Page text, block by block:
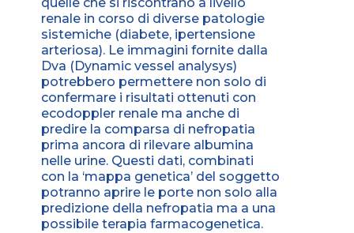
renale in corso di diverse patologie
sistemiche (diabete, ipertensione
arteriosa). Le immagini fornite dalla
Dva (Dynamic vessel analysys)
potrebbero permettere non solo di
confermare i risultati ottenuti con
ecodoppler renale ma anche di
predire la comparsa di nefropatia
prima ancora di rilevare albumina
nelle urine. Questi dati, combinati
con la ‘mappa genetica’ del soggetto
potranno aprire le porte non solo alla
predizione della nefropatia ma a una
possibile terapia farmacogenetica.